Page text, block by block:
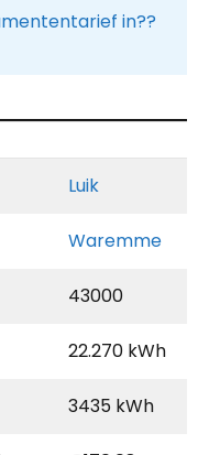
in??
Luik
Waremme
43000
22.270 kWh
3435 kWh